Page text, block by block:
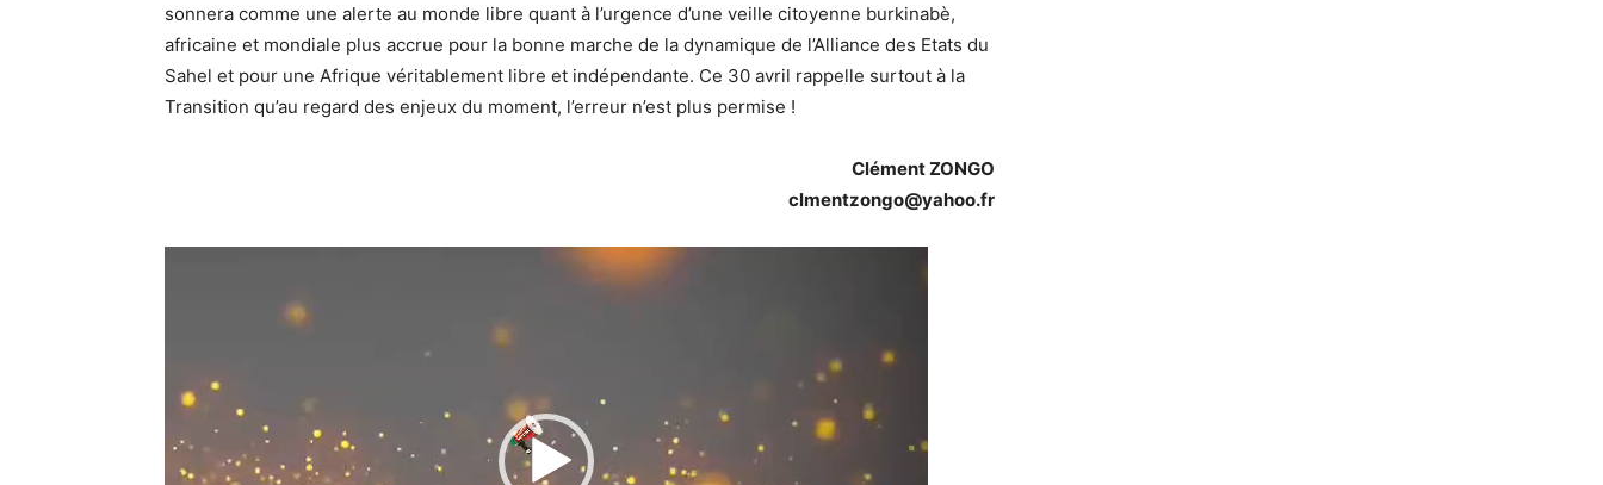
sonnera comme une alerte au monde libre quant à l’urgence d’une veille citoyenne burkinabè,
africaine et mondiale plus accrue pour la bonne marche de la dynamique de l’Alliance des Etats du
Sahel et pour une Afrique véritablement libre et indépendante. Ce 30 avril rappelle surtout à la
Transition qu’au regard des enjeux du moment, l’erreur n’est plus permise !
Clément ZONGO
clmentzongo@yahoo.fr
Lecteur